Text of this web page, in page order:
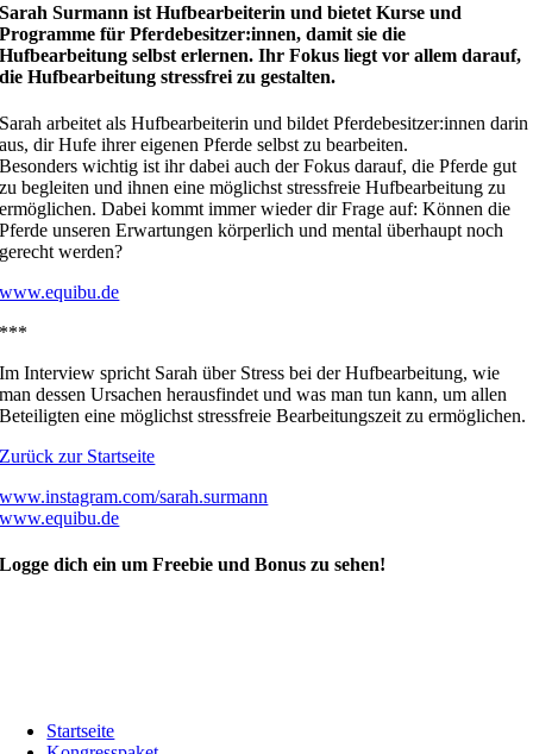
Sarah Surmann ist Hufbearbeiterin und bietet Kurse und
Programme für Pferdebesitzer:innen, damit sie die
Hufbearbeitung selbst erlernen. Ihr Fokus liegt vor allem darauf,
die Hufbearbeitung stressfrei zu gestalten.
Sarah arbeitet als Hufbearbeiterin und bildet Pferdebesitzer:innen darin
aus, dir Hufe ihrer eigenen Pferde selbst zu bearbeiten.
Besonders wichtig ist ihr dabei auch der Fokus darauf, die Pferde gut
zu begleiten und ihnen eine möglichst stressfreie Hufbearbeitung zu
ermöglichen. Dabei kommt immer wieder dir Frage auf: Können die
Pferde unseren Erwartungen körperlich und mental überhaupt noch
gerecht werden?
www.equibu.de
***
Im Interview spricht Sarah über Stress bei der Hufbearbeitung, wie
man dessen Ursachen herausfindet und was man tun kann, um allen
Beteiligten eine möglichst stressfreie Bearbeitungszeit zu ermöglichen.
Zurück zur Startseite
www.instagram.com/sarah.surmann
www.equibu.de
Logge dich ein um Freebie und Bonus zu sehen!
Startseite